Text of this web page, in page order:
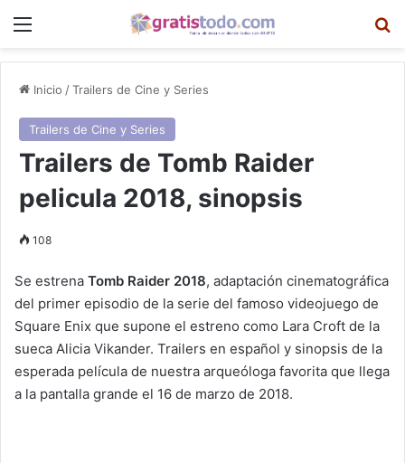
Menú
Inicio /Trailers de Cine y Series
Trailers de Cine y Series
Trailers de Tomb Raider
pelicula 2018, sinopsis
108
Se estrena Tomb Raider 2018, adaptación cinematográfica
del primer episodio de la serie del famoso videojuego de
Square Enix que supone el estreno como Lara Croft de la
sueca Alicia Vikander. Trailers en español y sinopsis de la
esperada película de nuestra arqueóloga favorita que llega
a la pantalla grande el 16 de marzo de 2018.